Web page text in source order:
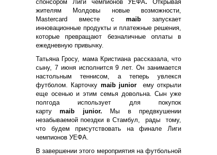
спонсором Лиги чемпионов УЕФА. Открывая
жителям Молдовы новые возможности,
Mastercard вместе с maibзапускает
инновационные продукты и платежные решения,
которые превращают безналичные оплаты в
ежедневную привычку.
Татьяна Гросу, мама Кристиана рассказала, что
сыну, 7 июня исполнится 9 лет. Он занимается
настольным теннисом, а теперь увлекся
футболом. Карточку maib junior
ему открыли
еще осенью и этим семья довольна. Сын уже
полгода использует для покупок
картуmaib junior. Мы в предвкушении
незабываемой поездки в Стамбул, рады тому,
что будем присутствовать на финале Лиги
чемпионов УЕФА.
В завершении этого мероприятия на футбольной